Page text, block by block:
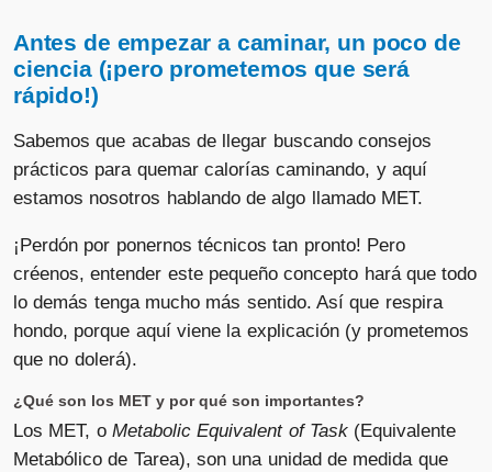
Antes de empezar a caminar, un poco de
ciencia (¡pero prometemos que será
rápido!)
Sabemos que acabas de llegar buscando consejos
prácticos para quemar calorías caminando, y aquí
estamos nosotros hablando de algo llamado MET.
¡Perdón por ponernos técnicos tan pronto! Pero
créenos, entender este pequeño concepto hará que todo
lo demás tenga mucho más sentido. Así que respira
hondo, porque aquí viene la explicación (y prometemos
que no dolerá).
¿Qué son los MET y por qué son importantes?
Los MET, oMetabolic Equivalent of Task (Equivalente
Metabólico de Tarea), son una unidad de medida que